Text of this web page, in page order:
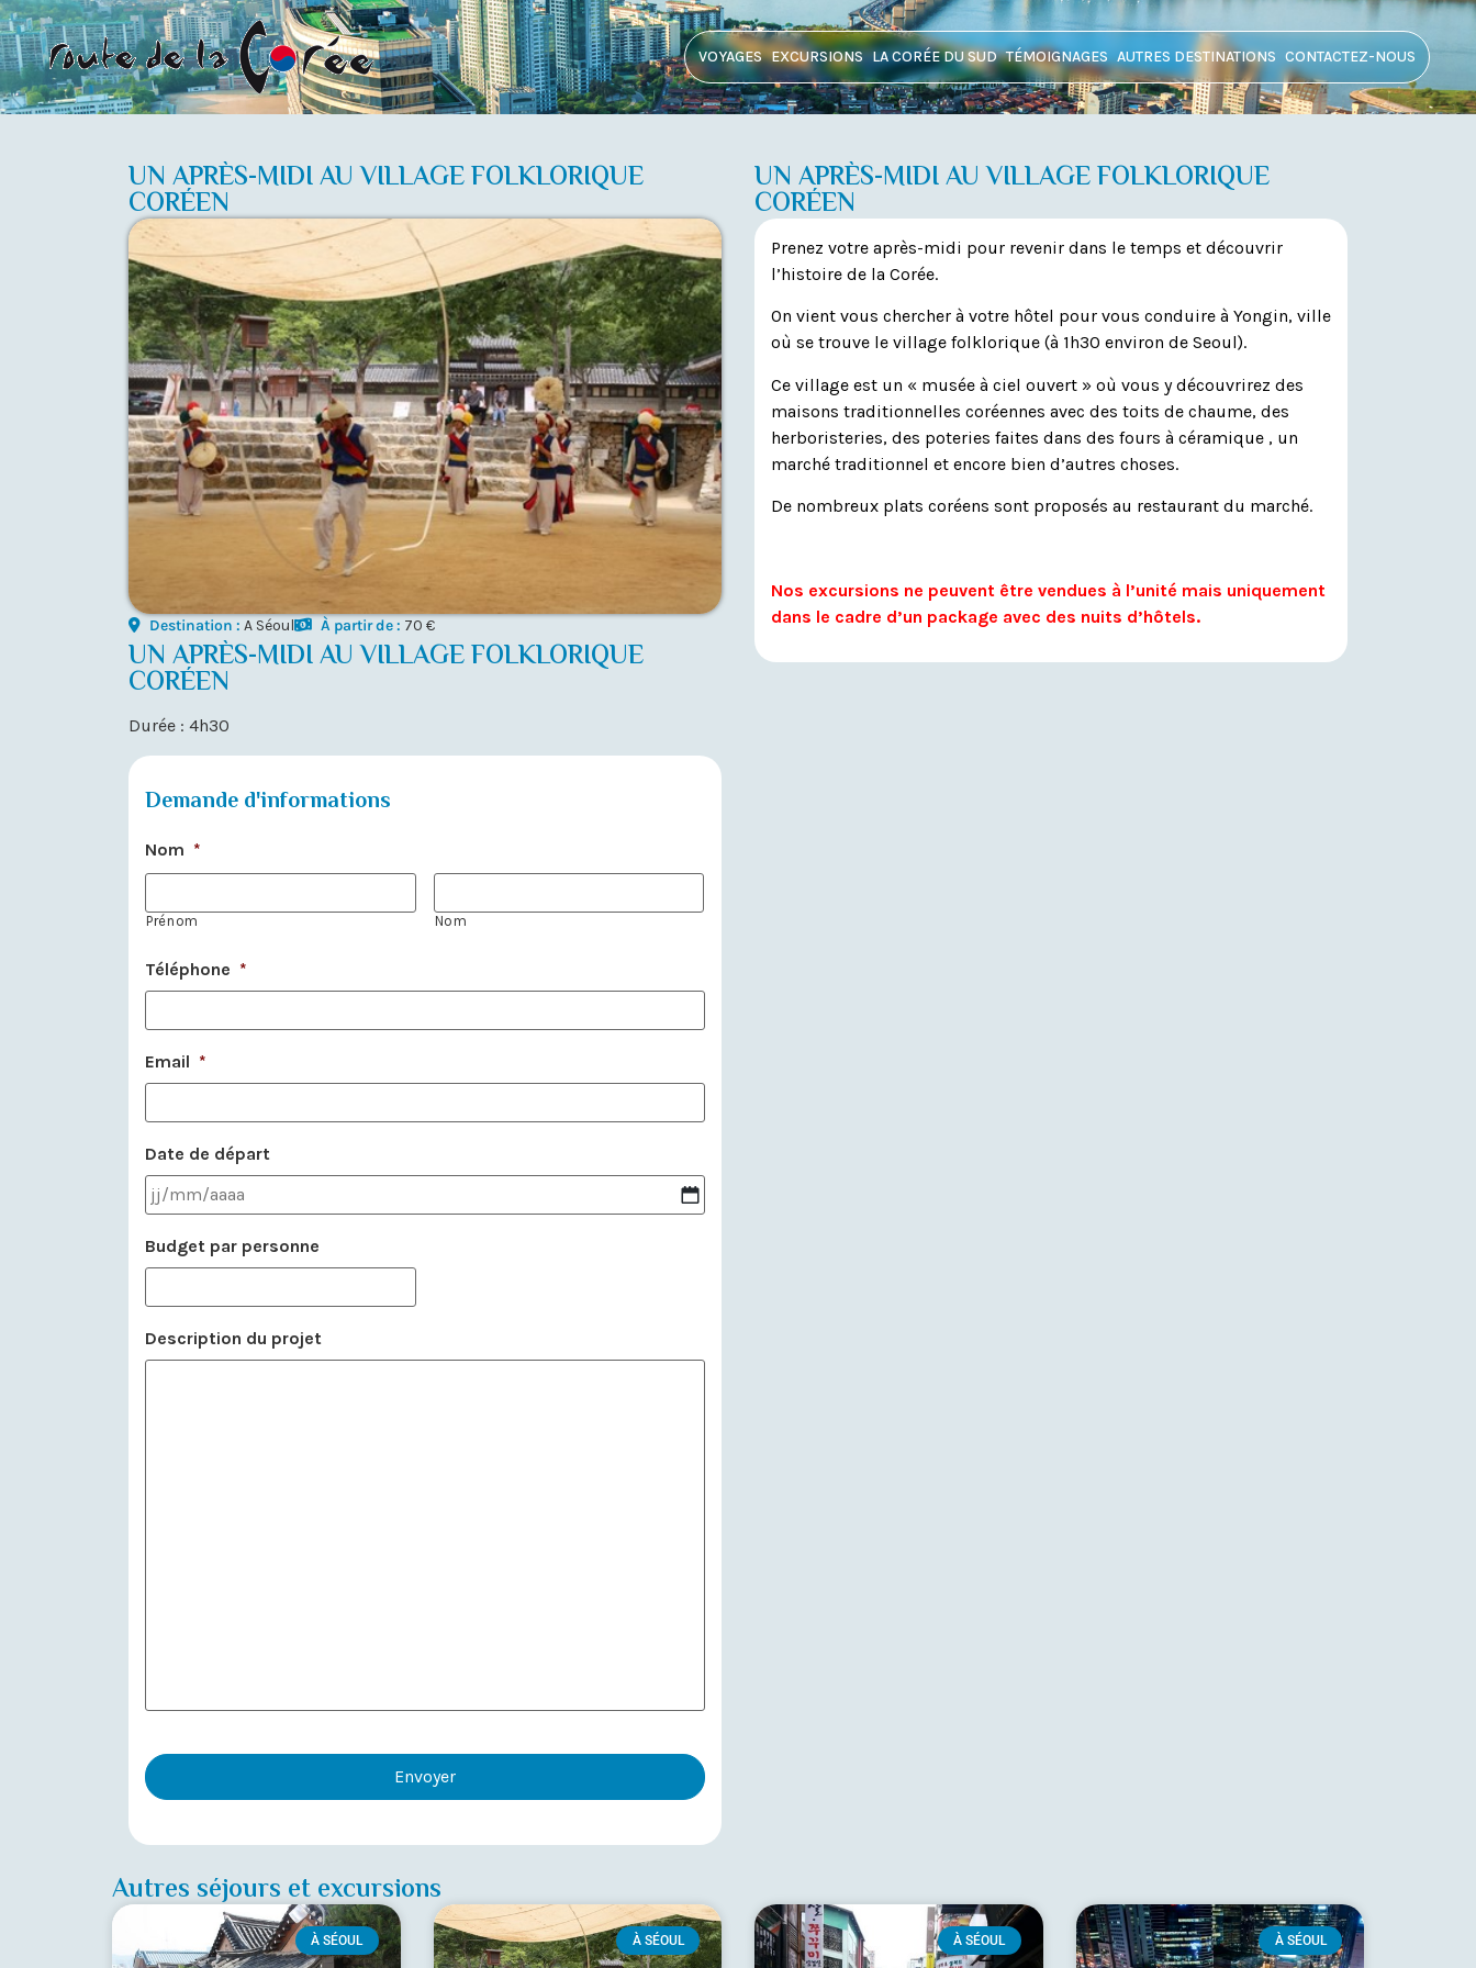
VOYAGES EXCURSIONS LA CORÉE DU SUD TÉMOIGNAGES AUTRES DESTINATIONS CONTACTEZ-NOUS
UN APRÈS-MIDI AU VILLAGE FOLKLORIQUE
CORÉEN
Destination : A Séoul À partir de : 70 €
UN APRÈS-MIDI AU VILLAGE FOLKLORIQUE
CORÉEN
Durée : 4h30
Demande d'informations
Nom *
Prénom Nom
Téléphone *
Email *
Date de départ
Budget par personne
Description du projet
UN APRÈS-MIDI AU VILLAGE FOLKLORIQUE
CORÉEN
Prenez votre après-midi pour revenir dans le temps et découvrir
l’histoire de la Corée.
On vient vous chercher à votre hôtel pour vous conduire à Yongin, ville
où se trouve le village folklorique (à 1h30 environ de Seoul).
Ce village est un « musée à ciel ouvert » où vous y découvrirez des
maisons traditionnelles coréennes avec des toits de chaume, des
herboristeries, des poteries faites dans des fours à céramique , un
marché traditionnel et encore bien d’autres choses.
De nombreux plats coréens sont proposés au restaurant du marché.
Nos excursions ne peuvent être vendues à l’unité mais uniquement
dans le cadre d’un package avec des nuits d’hôtels.
Autres séjours et excursions
À SÉOUL À SÉOUL À SÉOUL À SÉOUL